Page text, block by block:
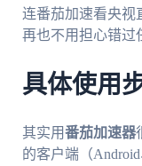
连番茄加速看央视
再也不用担心错过
具体使用
其实用番茄加速器
的客户端（